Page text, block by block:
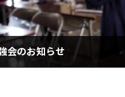
会のお知らせ